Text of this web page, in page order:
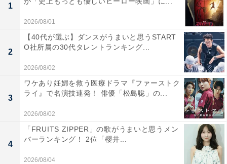
1
2026/08/01
2
【40代が選ぶ】ダンスがうまいと思うSTART
O社所属の30代タレントランキング...
2026/08/02
3
ワケあり妊婦を救う医療ドラマ『ファーストク
ライ』で名演技連発！ 俳優「松島聡」の...
2026/08/02
4
「FRUITS ZIPPER」の歌がうまいと思うメン
バーランキング！ 2位「櫻井...
2026/08/04